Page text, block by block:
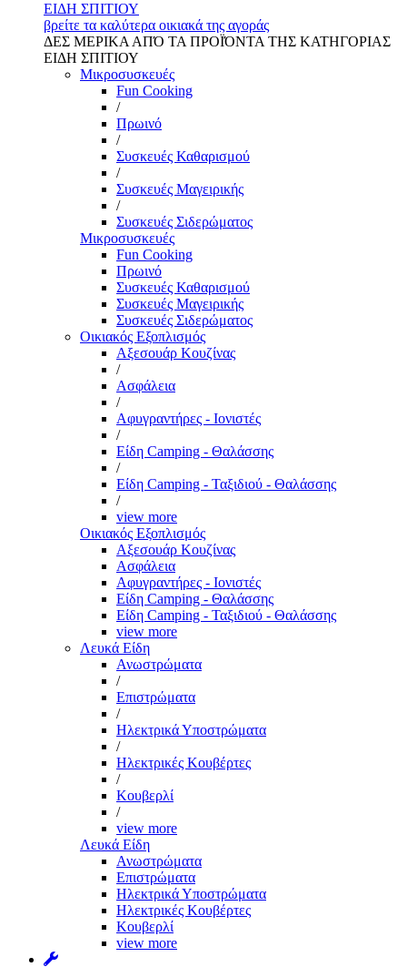
ΕΙΔΗ ΣΠΙΤΙΟΥ
βρείτε τα καλύτερα οικιακά της αγοράς
ΔΕΣ ΜΕΡΙΚΑ ΑΠΌ ΤΑ ΠΡΟΪΌΝΤΑ ΤΗΣ ΚΑΤΗΓΟΡΙΑΣ
ΕΙΔΗ ΣΠΙΤΙΟΥ
Μικροσυσκευές
Fun Cooking
/
Πρωινό
/
Συσκευές Καθαρισμού
/
Συσκευές Μαγειρικής
/
Συσκευές Σιδερώματος
Μικροσυσκευές
Fun Cooking
Πρωινό
Συσκευές Καθαρισμού
Συσκευές Μαγειρικής
Συσκευές Σιδερώματος
Οικιακός Εξοπλισμός
Αξεσουάρ Κουζίνας
/
Ασφάλεια
/
Αφυγραντήρες - Ιονιστές
/
Είδη Camping - Θαλάσσης
/
Είδη Camping - Ταξιδιού - Θαλάσσης
/
view more
Οικιακός Εξοπλισμός
Αξεσουάρ Κουζίνας
Ασφάλεια
Αφυγραντήρες - Ιονιστές
Είδη Camping - Θαλάσσης
Είδη Camping - Ταξιδιού - Θαλάσσης
view more
Λευκά Είδη
Ανωστρώματα
/
Επιστρώματα
/
Ηλεκτρικά Υποστρώματα
/
Ηλεκτρικές Κουβέρτες
/
Κουβερλί
/
view more
Λευκά Είδη
Ανωστρώματα
Επιστρώματα
Ηλεκτρικά Υποστρώματα
Ηλεκτρικές Κουβέρτες
Κουβερλί
view more